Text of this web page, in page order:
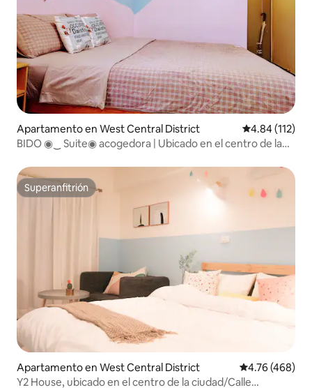
Apartamento en West Central District Calificación
4.84 (112)
BIDO ◉‿ Suite◉ acogedora | Ubicado en el centro de la
Guohua/Calle Hai'an
Superanfitrión
Superanfitrión
Apartamento en West Central District Calificación
4.76 (468)
Y2 House, ubicado en el centro de la ciudad/Calle